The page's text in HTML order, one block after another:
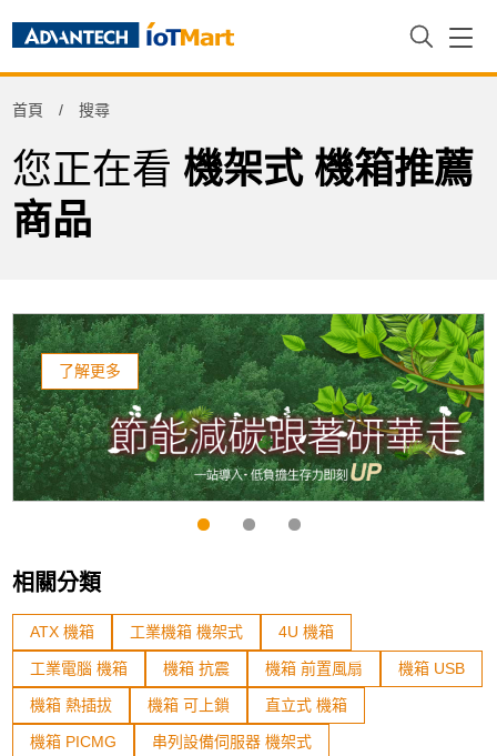
首頁 搜尋
您正在看 機架式 機箱推薦
商品
了解更多
Product Tag
相關分類
ATX 機箱 工業機箱 機架式 4U 機箱
工業電腦 機箱 機箱 抗震 機箱 前置風扇 機箱 USB
機箱 熱插拔 機箱 可上鎖 直立式 機箱
機箱 PICMG 串列設備伺服器 機架式